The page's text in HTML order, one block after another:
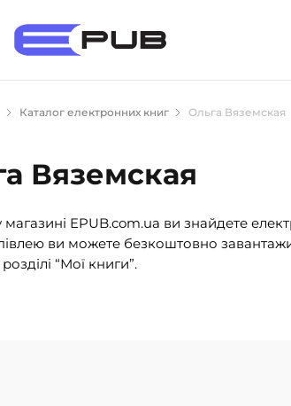
Художня
Науково-
(527)
Каталог електронних книг Ольга Вяземская
Вяземская
EPUB.com.ua ви знайдете
ви можете безкоштовно
розділі “Мої книги”.